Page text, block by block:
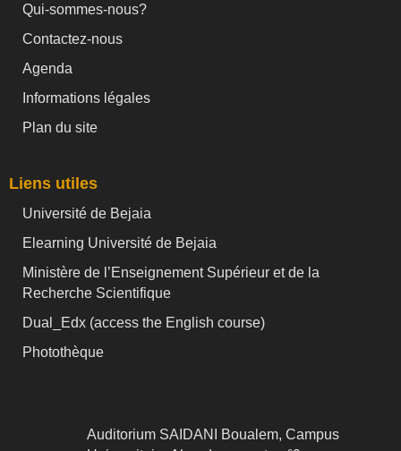
Qui-sommes-nous?
Contactez-nous
Agenda
Informations légales
Plan du site
Liens utiles
Université de Bejaia
Elearning Université de Bejaia
Ministère de l’Enseignement Supérieur et de la
Recherche Scientifique
Dual_Edx (access the English course)
Photothèque
Auditorium SAIDANI Boualem, Campus